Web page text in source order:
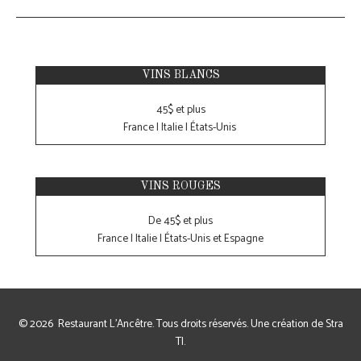
VINS BLANCS
45$ et plus
France | Italie | États-Unis
VINS ROUGES
De 45$ et plus
France | Italie | États-Unis et Espagne
© 2026 Restaurant L'Ancêtre. Tous droits réservés. Une création deStra
TI.